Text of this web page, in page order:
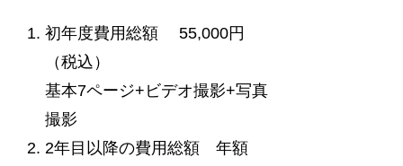
初年度費用総額 55,000円
（税込）
基本7ページ+ビデオ撮影+写真
撮影
2年目以降の費用総額 年額